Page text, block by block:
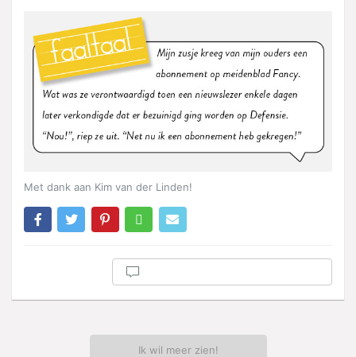
Met dank aan Kim van der Linden!
Ik wil meer zien!